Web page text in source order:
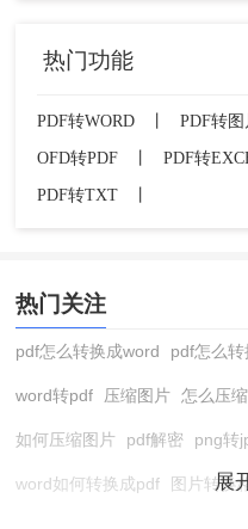
热门功能
PDF转WORD PDF转图
OFD转PDF
PDF转
PDF转TXT
热门关注
pdf怎么转换成word pdf怎么
word转pdf 压缩图片 怎么压
如何压缩图片 pdf解密 png转
word如何转换成pdf 图片转换
展